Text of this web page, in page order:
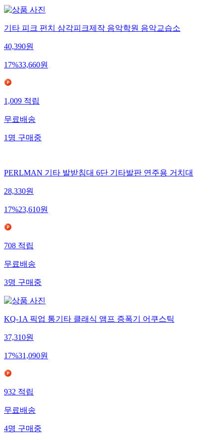
기타 피크 펀치 삼각피크제작 음악학원 음악교습소
40,390원
17%33,660원
1,009적립
무료배송
1명구매중
PERLMAN 기타 발받침대 6단 기타발판 연주용 거치대
28,330원
17%23,610원
708적립
무료배송
3명구매중
KQ-1A 픽업 통기타 클래식 앰프 증폭기 어쿠스틱
37,310원
17%31,090원
932적립
무료배송
4명구매중